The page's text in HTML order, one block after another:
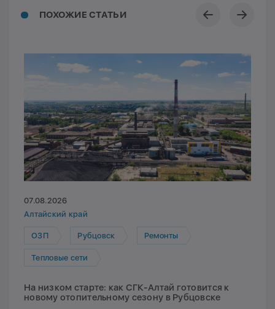
ПОХОЖИЕ СТАТЬИ
07.08.2026
Алтайский край
ОЗП Рубцовск Ремонты
Тепловые сети
На низком старте: как СГК-Алтай готовится к
новому отопительному сезону в Рубцовске